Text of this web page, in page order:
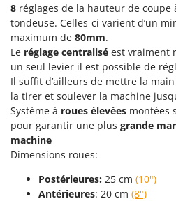
OMA
Omas
Ompagrill
Ooni
Oriental Koshin
Outdoorchef
P
Palumbo Pavi
8 réglages de la hauteur de coupe
tondeuse. Celles-ci varient d’un
maximum de 80mm.
Le réglage centralisé est vraiment
un seul levier il est possible de
Il suffit d’ailleurs de mettre la
la tirer et soulever la machine
Système à roues élevées montées
pour garantir une plus grande
machine
Dimensions roues:
Postérieures: 25 cm (10")
Antérieures: 20 cm (8")